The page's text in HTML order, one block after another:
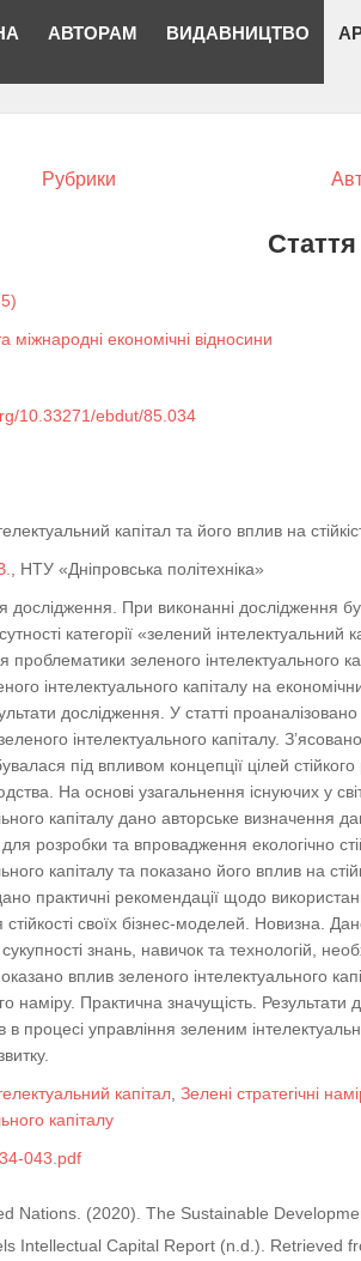
АВТОРАМ ВИДАВНИЦТВО
Рубрики
Стаття
міжнародні економічні відносини
10.33271/ebdut/85.034
капітал та його вплив на
, НТУ «Дніпровська політехніка»
дослідження. При виконанні дослідження
категорії «зелений
проблематики зеленого інтелектуального
інтелектуального капіталу на
дослідження. У статті
інтелектуального капіталу.
під впливом концепції цілей
На основі узагальнення існуючих у
капіталу дано авторське визначення
розробки та впровадження екологічно
капіталу та показано його вплив на
практичні рекомендації щодо
своїх бізнес-моделей. Новизна.
сукупності знань, навичок та технологій,
вплив зеленого інтелектуального
наміру. Практична значущість.
в процесі управління зеленим
капітал Зелені стратегічні
капіталу
043.pdf
Nations. (2020). The Sustainable
Intellectual Capital Report (n.d.). Retrieved